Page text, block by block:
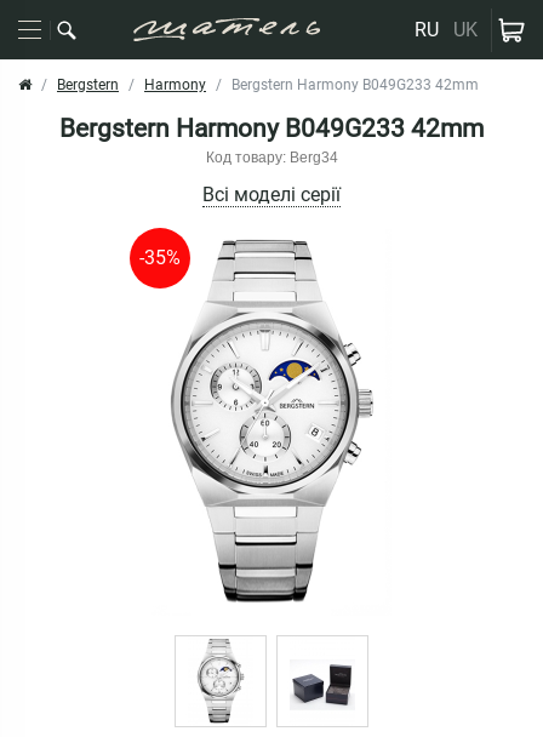
RU UK
Bergstern Harmony Bergstern Harmony B049G233 42mm
Bergstern Harmony B049G233 42mm
Код товару: Berg34
Всі моделі серії
-35%